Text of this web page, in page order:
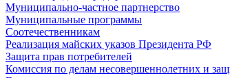
Муниципально-частное партнерство
Муниципальные программы
Соотечественникам
Реализация майских указов Президента РФ
Защита прав потребителей
Комиссия по делам несовершеннолетних и